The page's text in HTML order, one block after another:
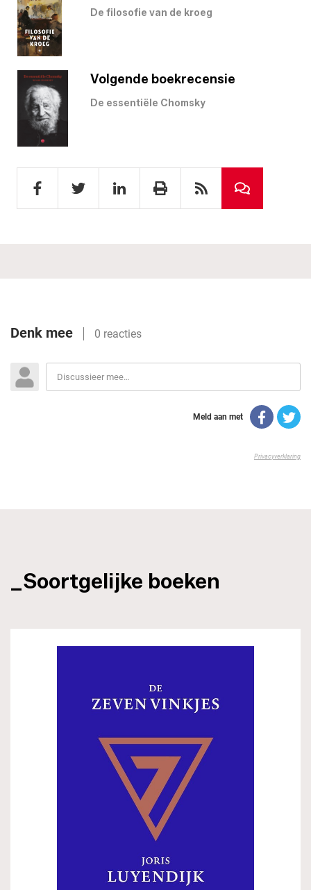
De filosofie van de kroeg
Volgende boekrecensie
De essentiële Chomsky
_Soortgelijke boeken